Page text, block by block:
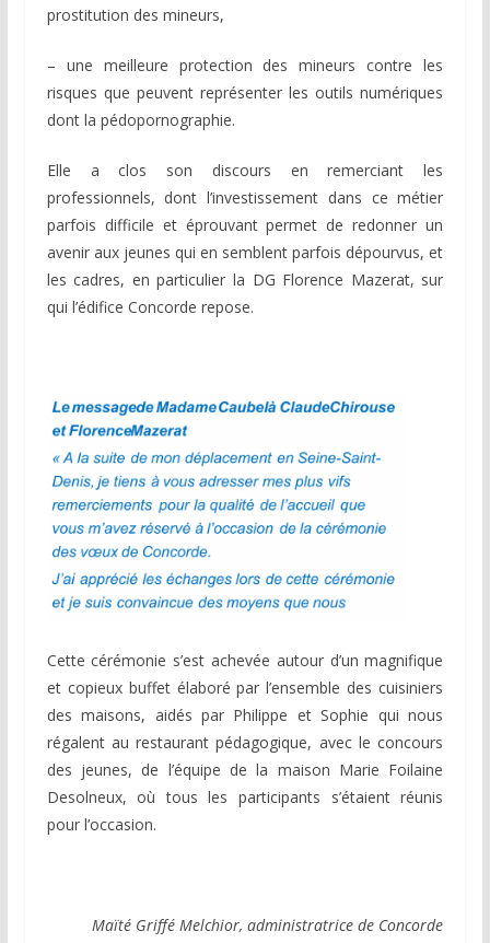
prostitution des mineurs,
– une meilleure protection des mineurs contre les
risques que peuvent représenter les outils numériques
dont la pédopornographie.
Elle a clos son discours en remerciant les
professionnels, dont l’investissement dans ce métier
parfois difficile et éprouvant permet de redonner un
avenir aux jeunes qui en semblent parfois dépourvus, et
les cadres, en particulier la DG Florence Mazerat, sur
qui l’édifice Concorde repose.
Cette cérémonie s’est achevée autour d’un magnifique
et copieux buffet élaboré par l’ensemble des cuisiniers
des maisons, aidés par Philippe et Sophie qui nous
régalent au restaurant pédagogique, avec le concours
des jeunes, de l’équipe de la maison Marie Foilaine
Desolneux, où tous les participants s’étaient réunis
pour l’occasion.
Maïté Griffé Melchior, administratrice de Concorde